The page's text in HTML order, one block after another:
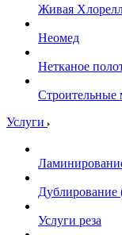
Живая
Нeомед
Нетканое
Строительные
Услуги
Дублирование
Услуги реза